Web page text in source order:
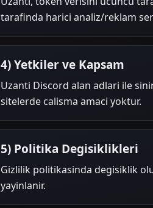
tarafinda harici analiz/reklam
4) Yetkiler ve Kapsam
Uzanti Discord alan adlari ile
sitelerde calisma amaci yoktur.
5) Politika Degisiklikleri
Gizlilik politikasinda degisiklik
yayinlanir.